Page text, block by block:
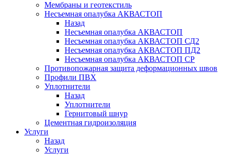
Мембраны и геотекстиль
Несъемная опалубка АКВАСТОП
Назад
Несъемная опалубка АКВАСТОП
Несъемная опалубка АКВАСТОП СД2
Несъемная опалубка АКВАСТОП ПД2
Несъемная опалубка АКВАСТОП СР
Противопожарная защита деформационных швов
Профили ПВХ
Уплотнители
Назад
Уплотнители
Гернитовый шнур
Цементная гидроизоляция
Услуги
Назад
Услуги